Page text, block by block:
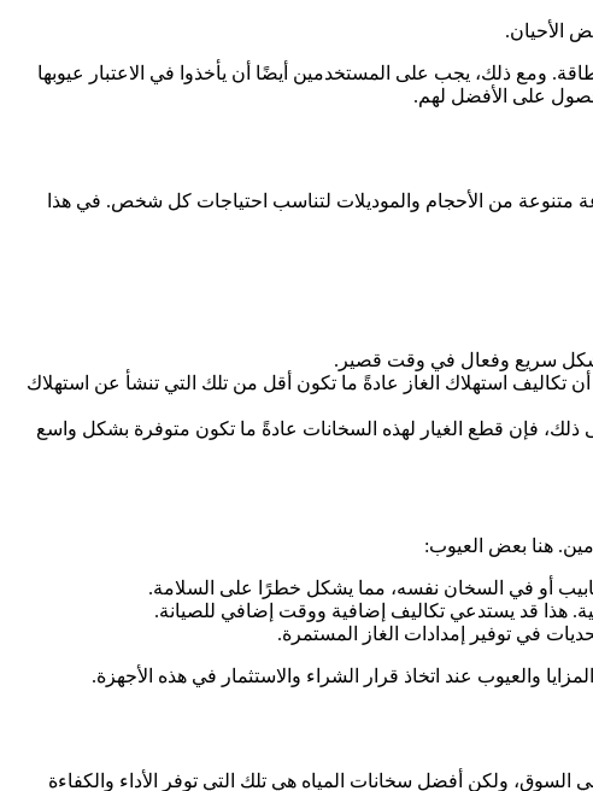
الأحيان.
ومع ذلك، يجب على المستخدمين أيضًا أن يأخذوا في الاعتبار عيوبها
على الأفضل لهم.
متنوعة من الأحجام والموديلات لتناسب احتياجات كل شخص. في هذا
بشكل سريع وفعال في وقت قصير.
أن تكاليف استهلاك الغاز عادةً ما تكون أقل من تلك التي تنشأ عن استهلاك
ذلك، فإن قطع الغيار لهذه السخانات عادةً ما تكون متوفرة بشكل واسع
هنا بعض العيوب:
أو في السخان نفسه، مما يشكل خطرًا على السلامة.
هذا قد يستدعي تكاليف إضافية ووقت إضافي للصيانة.
في توفير إمدادات الغاز المستمرة.
والعيوب عند اتخاذ قرار الشراء والاستثمار في هذه الأجهزة.
السوق، ولكن أفضل سخانات المياه هي تلك التي توفر الأداء والكفاءة